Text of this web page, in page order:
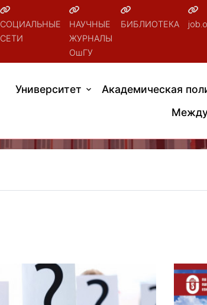
СОЦИАЛЬНЫЕ
СЕТИ
НАУЧНЫЕ
ЖУРНАЛЫ
ОшГУ
БИБЛИОТЕКА
Университет Академическая